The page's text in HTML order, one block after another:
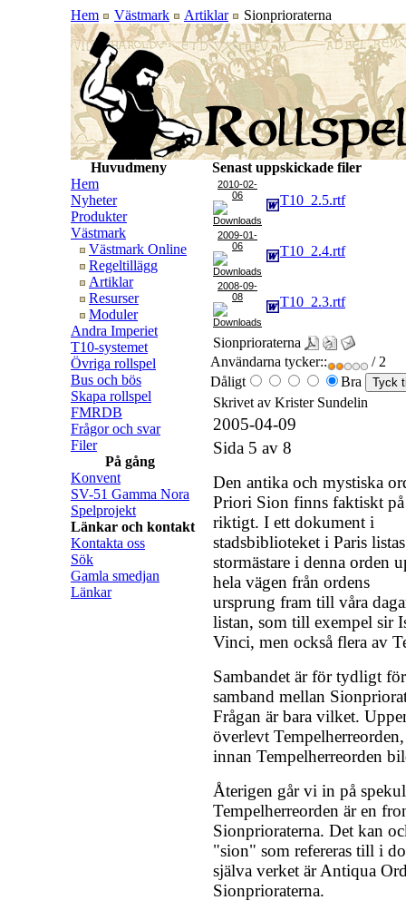
Hem Västmark Artiklar Sionprioraterna
Huvudmeny
Hem
Nyheter
Produkter
Västmark
Västmark Online
Regeltillägg
Artiklar
Resurser
Moduler
Andra Imperiet
T10-systemet
Övriga rollspel
Bus och bös
Skapa rollspel
FMRDB
Frågor och svar
Filer
På gång
Konvent
SV-51 Gamma Nora
Spelprojekt
Länkar och kontakt
Kontakta oss
Sök
Gamla smedjan
Länkar
Senast uppskickade filer
2010-02-
06
T10_2.5.rtf
2009-01-
06
T10_2.4.rtf
2008-09-
08
T10_2.3.rtf
Sionprioraterna
Användarna tycker::
/ 2
Dåligt
Bra
Skrivet av Krister Sundelin
2005-04-09
Sida 5 av 8
Den antika och mystiska
Priori Sion finns faktiskt på
riktigt. I ett dokument i
stadsbiblioteket i Paris listas
stormästare i denna orden
hela vägen från ordens
ursprung fram till våra
listan, som till exempel sir
Vinci, men också flera av
Sambandet är för tydligt
samband mellan
Frågan är bara vilket.
överlevt
innan Tempelherreorden
Återigen går vi in på
Tempelherreorden är en
Sionprioraterna. Det kan
"sion" som refereras till i
själva verket är Antiqua
Sionprioraterna.